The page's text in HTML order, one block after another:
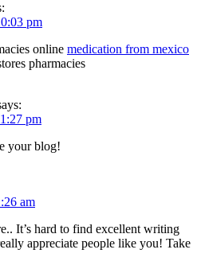
pm
online medication from mexico
pharmacies
pm
your blog!
am
It’s hard to find excellent writing
appreciate people like you! Take